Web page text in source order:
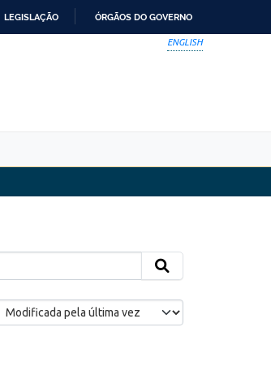
LEGISLAÇÃO ÓRGÃOS DO GOVERNO
ENGLISH